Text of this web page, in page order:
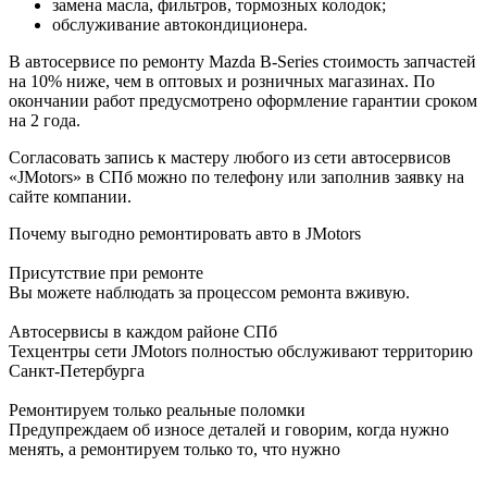
замена масла, фильтров, тормозных колодок;
обслуживание автокондиционера.
В автосервисе по ремонту Mazda B-Series стоимость запчастей
на 10% ниже, чем в оптовых и розничных магазинах. По
окончании работ предусмотрено оформление гарантии сроком
на 2 года.
Согласовать запись к мастеру любого из сети автосервисов
«JMotors» в СПб можно по телефону или заполнив заявку на
сайте компании.
Почему выгодно ремонтировать авто в JMotors
Присутствие при ремонте
Вы можете наблюдать за процессом ремонта вживую.
Автосервисы в каждом районе СПб
Техцентры сети JMotors полностью обслуживают территорию
Санкт-Петербурга
Ремонтируем только реальные поломки
Предупреждаем об износе деталей и говорим, когда нужно
менять, а ремонтируем только то, что нужно